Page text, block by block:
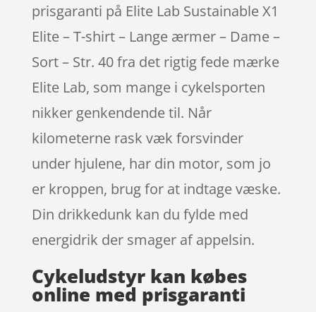
prisgaranti på Elite Lab Sustainable X1
Elite – T-shirt – Lange ærmer – Dame –
Sort – Str. 40 fra det rigtig fede mærke
Elite Lab, som mange i cykelsporten
nikker genkendende til. Når
kilometerne rask væk forsvinder
under hjulene, har din motor, som jo
er kroppen, brug for at indtage væske.
Din drikkedunk kan du fylde med
energidrik der smager af appelsin.
Cykeludstyr kan købes
online med prisgaranti